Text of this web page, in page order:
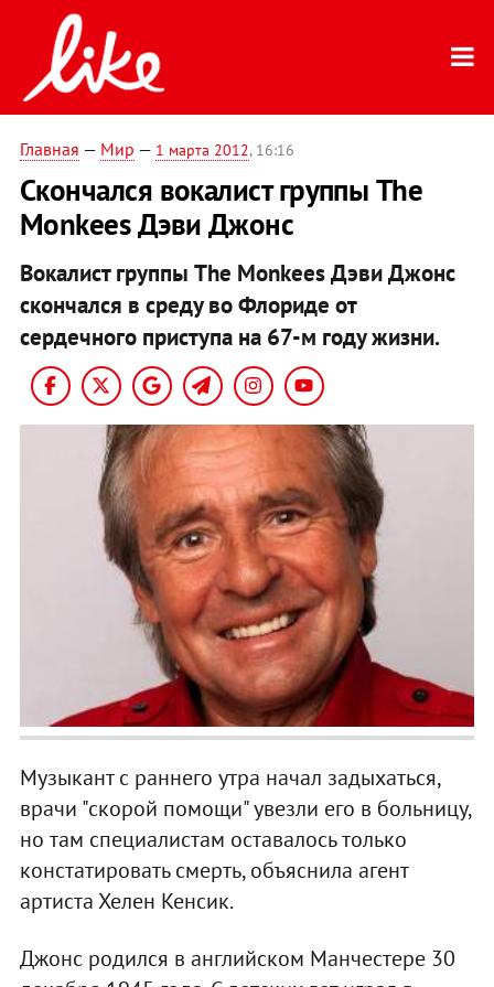
Главная — Мир — 1 марта 2012, 16:16
Скончался вокалист группы The
Monkees Дэви Джонc
Вокалист группы The Monkees Дэви Джонc
скончался в среду во Флориде от
сердечного приступа на 67-м году жизни.
Музыкант с раннего утра начал задыхаться,
врачи "скорой помощи" увезли его в больницу,
но там специалистам оставалось только
констатировать смерть, объяснила агент
артиста Хелен Кенсик.
Джонс родился в английском Манчестере 30